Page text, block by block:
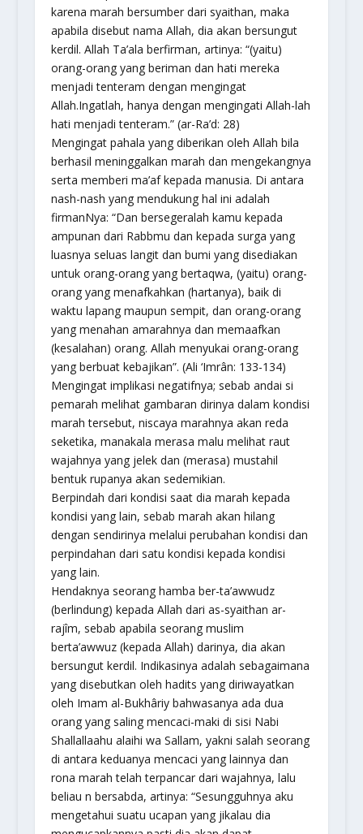
karena marah bersumber dari syaithan, maka
apabila disebut nama Allah, dia akan bersungut
kerdil. Allah Ta’ala berfirman, artinya: “(yaitu)
orang-orang yang beriman dan hati mereka
menjadi tenteram dengan mengingat
Allah.Ingatlah, hanya dengan mengingati Allah-lah
hati menjadi tenteram.” (ar-Ra’d: 28)
Mengingat pahala yang diberikan oleh Allah bila
berhasil meninggalkan marah dan mengekangnya
serta memberi ma’af kepada manusia. Di antara
nash-nash yang mendukung hal ini adalah
firmanNya: “Dan bersegeralah kamu kepada
ampunan dari Rabbmu dan kepada surga yang
luasnya seluas langit dan bumi yang disediakan
untuk orang-orang yang bertaqwa, (yaitu) orang-
orang yang menafkahkan (hartanya), baik di
waktu lapang maupun sempit, dan orang-orang
yang menahan amarahnya dan memaafkan
(kesalahan) orang. Allah menyukai orang-orang
yang berbuat kebajikan”. (Ali ‘Imrân: 133-134)
Mengingat implikasi negatifnya; sebab andai si
pemarah melihat gambaran dirinya dalam kondisi
marah tersebut, niscaya marahnya akan reda
seketika, manakala merasa malu melihat raut
wajahnya yang jelek dan (merasa) mustahil
bentuk rupanya akan sedemikian.
Berpindah dari kondisi saat dia marah kepada
kondisi yang lain, sebab marah akan hilang
dengan sendirinya melalui perubahan kondisi dan
perpindahan dari satu kondisi kepada kondisi
yang lain.
Hendaknya seorang hamba ber-ta’awwudz
(berlindung) kepada Allah dari as-syaithan ar-
rajîm, sebab apabila seorang muslim
berta’awwuz (kepada Allah) darinya, dia akan
bersungut kerdil. Indikasinya adalah sebagaimana
yang disebutkan oleh hadits yang diriwayatkan
oleh Imam al-Bukhâriy bahwasanya ada dua
orang yang saling mencaci-maki di sisi Nabi
Shallallaahu alaihi wa Sallam, yakni salah seorang
di antara keduanya mencaci yang lainnya dan
rona marah telah terpancar dari wajahnya, lalu
beliau n bersabda, artinya: “Sesungguhnya aku
mengetahui suatu ucapan yang jikalau dia